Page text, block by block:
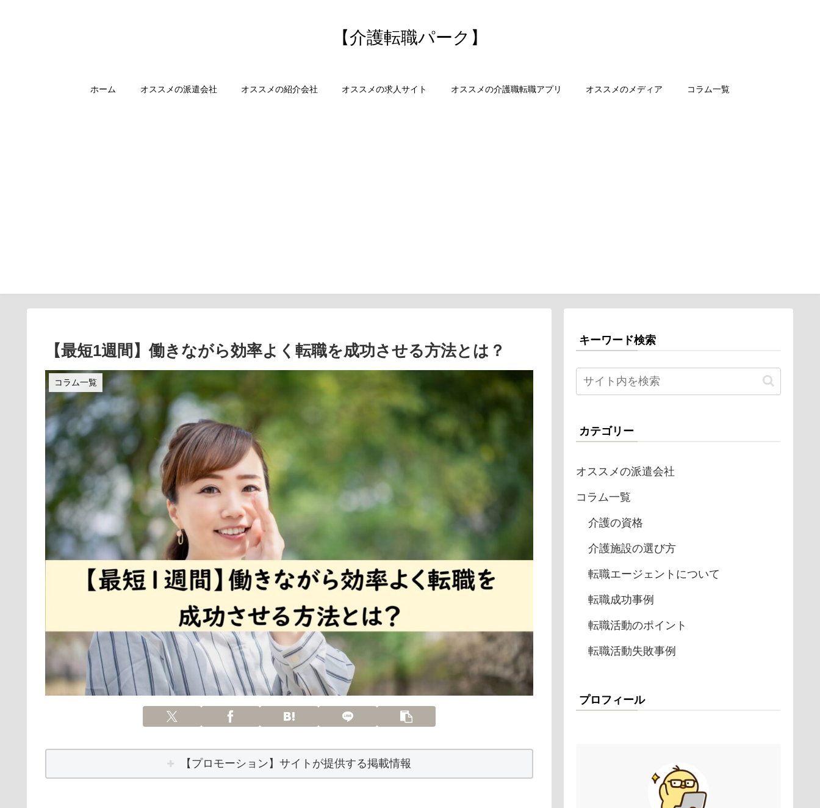
【介護転職パーク】
ホーム オススメの派遣会社 オススメの紹介会社 オススメの求人サイト オススメの介護職転職アプリ オススメのメディア コラム一覧
【最短1週間】働きながら効率よく転職を成功させる方法とは？
コラム一覧
【プロモーション】サイトが提供する掲載情報
キーワード検索
カテゴリー
オススメの派遣会社
コラム一覧
介護の資格
介護施設の選び方
転職エージェントについて
転職成功事例
転職活動のポイント
転職活動失敗事例
プロフィール